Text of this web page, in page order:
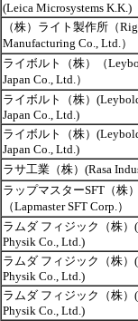
(Leica Microsystems K.K.)
（株）ライト製作所（
Manufacturing Co., Ltd.）
ライボルト（株）（
Japan Co., Ltd.）
ライボルト（株）
Japan Co., Ltd.)
ライボルト（株）
Japan Co., Ltd.)
ラサ工業（株）(Rasa
ラップマスターSFT（株）
（Lapmaster SFT Corp.）
ラムダ フィジック（株）
Physik Co., Ltd.)
ラムダ フィジック（株）
Physik Co., Ltd.)
ラムダ フィジック（株）
Physik Co., Ltd.)